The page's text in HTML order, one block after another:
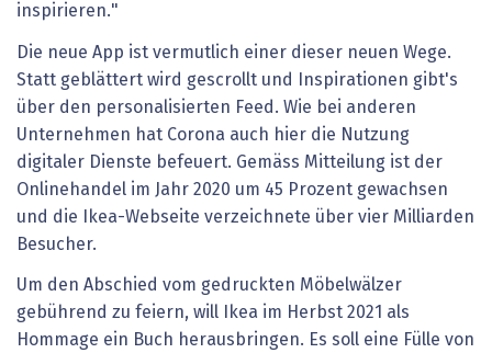
inspirieren."
Die neue App ist vermutlich einer dieser neuen Wege.
Statt geblättert wird gescrollt und Inspirationen gibt's
über den personalisierten Feed. Wie bei anderen
Unternehmen hat Corona auch hier die Nutzung
digitaler Dienste befeuert. Gemäss Mitteilung ist der
Onlinehandel im Jahr 2020 um 45 Prozent gewachsen
und die Ikea-Webseite verzeichnete über vier Milliarden
Besucher.
Um den Abschied vom gedruckten Möbelwälzer
gebührend zu feiern, will Ikea im Herbst 2021 als
Hommage ein Buch herausbringen. Es soll eine Fülle von